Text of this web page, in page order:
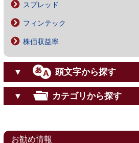
スプレッド
フィンテック
株価収益率
▼ 頭文字から探す
▼ カテゴリから探す
お勧め情報